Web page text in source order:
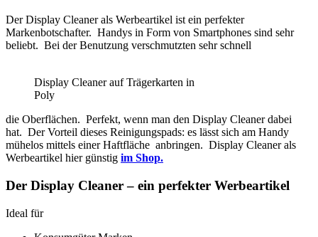
Der Display Cleaner als Werbeartikel ist ein perfekter
Markenbotschafter. Handys in Form von Smartphones sind sehr
beliebt. Bei der Benutzung verschmutzten sehr schnell
Display Cleaner auf Trägerkarten in
Poly
die Oberflächen. Perfekt, wenn man den Display Cleaner dabei
hat. Der Vorteil dieses Reinigungspads: es lässt sich am Handy
mühelos mittels einer Haftfläche anbringen. Display Cleaner als
Werbeartikel hier günstig im Shop.
Der Display Cleaner – ein perfekter Werbeartikel
Ideal für